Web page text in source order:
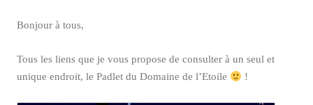
Bonjour à tous,
Tous les liens que je vous propose de consulter à un seul et
unique endroit, le Padlet du Domaine de l’Etoile
!